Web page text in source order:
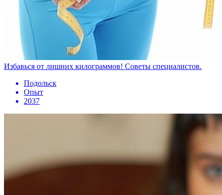
Избавься от лишних килограммов! Советы специалистов.
Подольск
Опыт
2037